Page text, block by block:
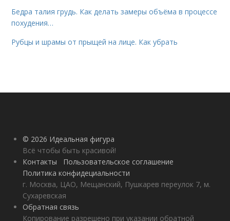
Бедра талия грудь. Как делать замеры объёма в процессе
похудения…
Рубцы и шрамы от прыщей на лице. Как убрать
© 2026 Идеальная фигура
Всё чтобы быть красивой!
Контакты
Пользовательское соглашение
Политика конфидециальности
г. Москва, ЦАО, Мещанский, Пушкарев переулок 7, м.
Сухаревская
Обратная связь
Копирование разрешено при указании обратной